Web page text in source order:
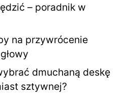
– poradnik w
na przywrócenie
dmuchaną deskę
sztywnej?